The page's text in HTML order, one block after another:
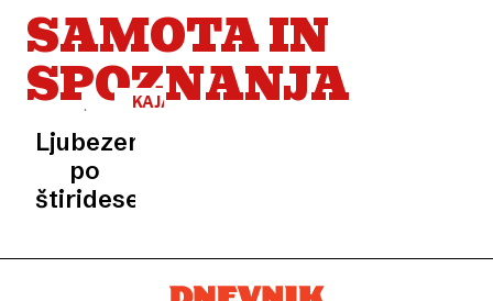
SAMOTA IN
SPOZNANJA
KAJA
Ljubezen
po
štiridesetem